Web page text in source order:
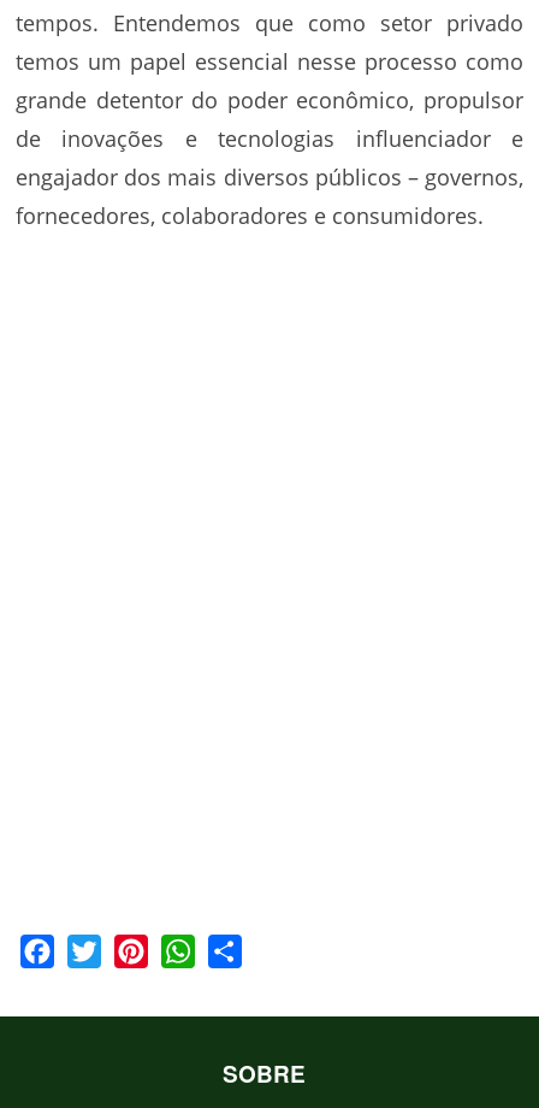
tempos. Entendemos que como setor privado
temos um papel essencial nesse processo como
grande detentor do poder econômico, propulsor
de inovações e tecnologias influenciador e
engajador dos mais diversos públicos – governos,
fornecedores, colaboradores e consumidores.
Facebook
Twitter PinterestWhatsApp
SOBRE